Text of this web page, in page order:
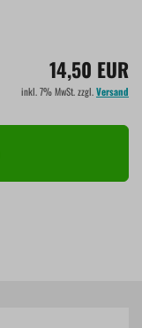
14,50 EUR
inkl. 7% MwSt. zzgl.Versand